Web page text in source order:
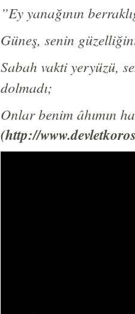
”Ey yanağının
Güneş, senin
Sabah vakti yeryüzü,
dolmadı;
Onlar benim âhımın
(http://